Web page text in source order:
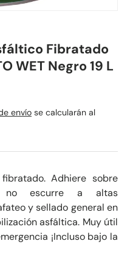
Fibratado
WET Negro 19 L
envío se calcularán al
Adhiere sobre
no escurre a altas
y sellado general en
asfáltica. Muy útil
¡Incluso bajo la